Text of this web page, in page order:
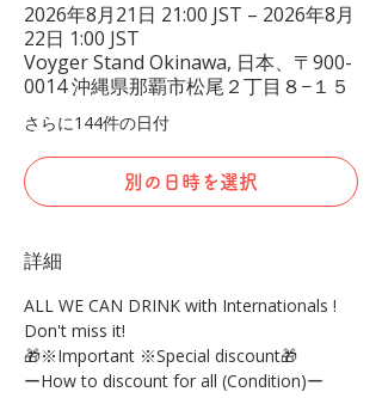
2026年8月21日 21:00 JST – 2026年8月
22日 1:00 JST
Voyger Stand Okinawa, 日本、〒900-
0014 沖縄県那覇市松尾２丁目８−１５
さらに144件の日付
別の日時を選択
詳細
ALL WE CAN DRINK with Internationals !
Don't miss it!
🎁※Important ※Special discount🎁
ーHow to discount for all (Condition)ー